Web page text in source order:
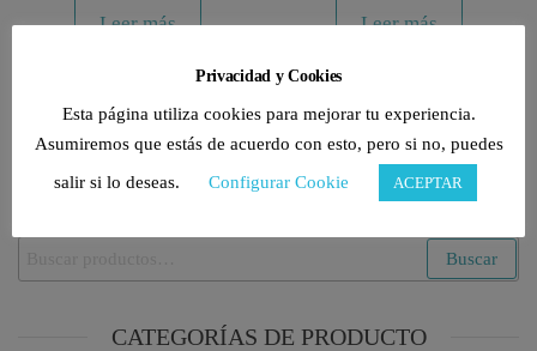
Leer más Leer más
BUSCAR PRODUCTOS
por:
Buscar
CATEGORÍAS DE PRODUCTO
Privacidad y Cookies
Esta página utiliza cookies para mejorar tu experiencia.
Asumiremos que estás de acuerdo con esto, pero si no, puedes
salir si lo deseas.
Configurar Cookie ACEPTAR